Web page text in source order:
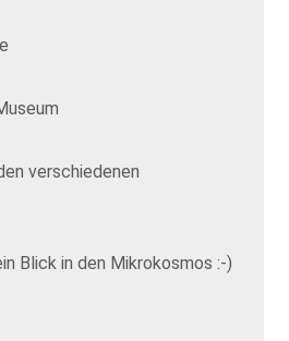
verschiedenen
Blick in den Mikrokosmos :-)